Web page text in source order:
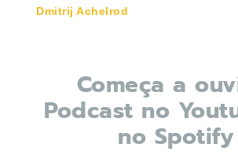
Dmitrij Achelrod
Começa a
Podcast no
no Spotify